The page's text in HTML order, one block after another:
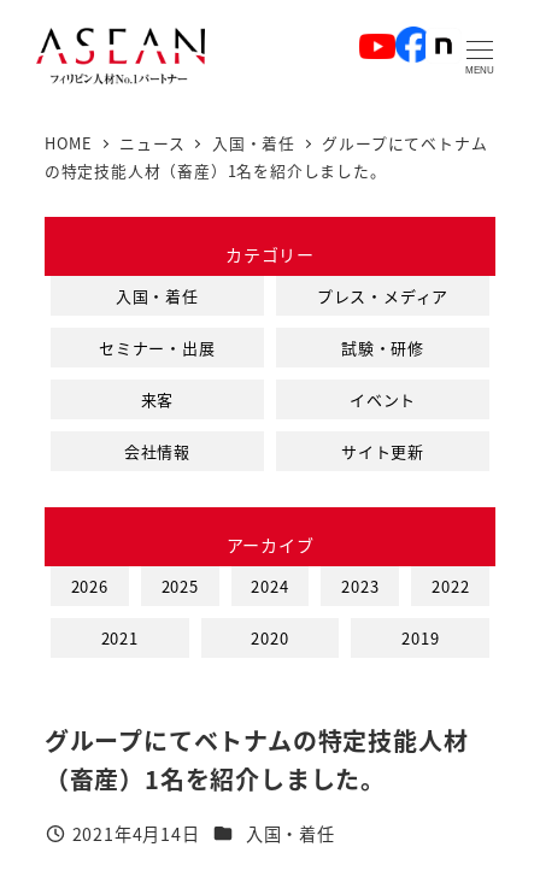
MENU
HOME ニュース 入国・着任
グループにてベトナム
の特定技能人材（畜産）1名を紹介しました。
カテゴリー
入国・着任 プレス・メディア
セミナー・出展 試験・研修
来客 イベント
会社情報 サイト更新
アーカイブ
2026 2025 2024 2023 2022
2021 2020 2019
グループにてベトナムの特定技能人材
（畜産）1名を紹介しました。
投稿日
2021年4月14日 カテゴリー
入国・着任